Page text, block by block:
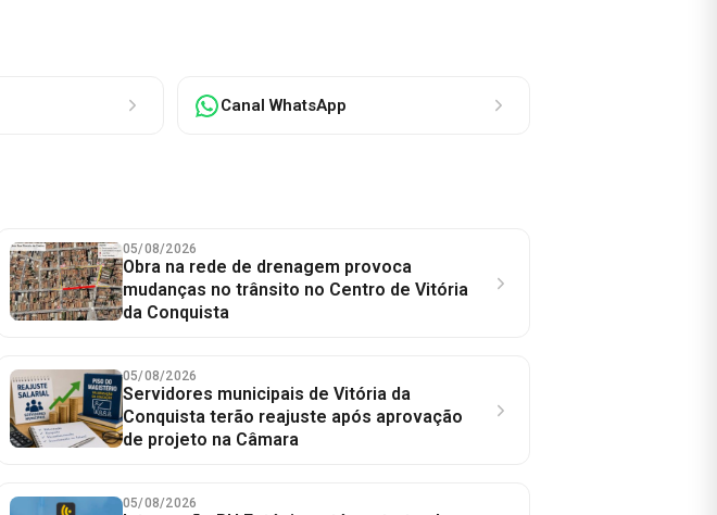
Canal WhatsApp
05/08/2026
Obra na rede de drenagem provoca
mudanças no trânsito no Centro de Vitória
da Conquista
05/08/2026
Servidores municipais de Vitória da
Conquista terão reajuste após aprovação
de projeto na Câmara
05/08/2026